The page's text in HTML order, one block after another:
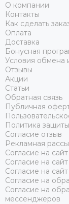
О компании
Контакты
Как сделать
Оплата
Доставка
Бонусная
Условия обмена
Отзывы
Акции
Статьи
Обратная связь
Публичная
Политика
Согласие отзыв
Рекламная
Согласие на
Согласие на
Согласие на
Согласие на
Согласие на
мессенджеров